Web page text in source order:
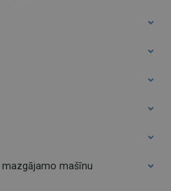
mazgājamo mašīnu